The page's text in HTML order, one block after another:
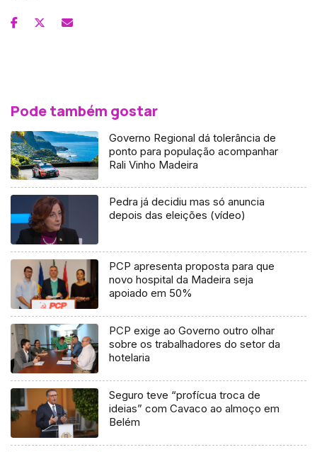
Pode também gostar
Governo Regional dá tolerância de
ponto para população acompanhar
Rali Vinho Madeira
Pedra já decidiu mas só anuncia
depois das eleições (vídeo)
PCP apresenta proposta para que
novo hospital da Madeira seja
apoiado em 50%
PCP exige ao Governo outro olhar
sobre os trabalhadores do setor da
hotelaria
Seguro teve “profícua troca de
ideias” com Cavaco ao almoço em
Belém